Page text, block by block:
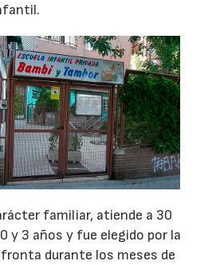
familiar, atiende a 30
y 3 años y fue elegido por la
durante los meses de